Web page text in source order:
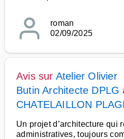
roman
02/09/2025
Avis sur Atelier Olivier
Butin Architecte DPLG
CHATELAILLON
Un projet d’architecture qui
administratives, toujours